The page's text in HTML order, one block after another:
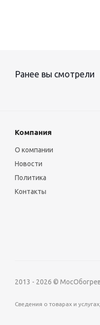
Ранее вы смотрели
Компания
О компании
Новости
Политика
Контакты
2013 - 2026 ©
Сведения о товарах и